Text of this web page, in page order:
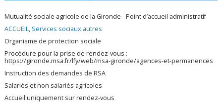
Mutualité sociale agricole de la Gironde - Point d’accueil administratif
ACCUEIL, Services sociaux autres
Organisme de protection sociale
Procédure pour la prise de rendez-vous :
https://gironde.msa.fr/lfy/web/msa-gironde/agences-et-permanences
Instruction des demandes de RSA
Salariés et non salariés agricoles
Accueil uniquement sur rendez-vous